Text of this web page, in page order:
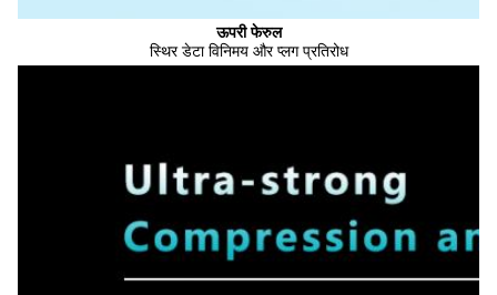
ऊपरी फेरुल
स्थिर डेटा विनिमय और प्लग प्रतिरोध